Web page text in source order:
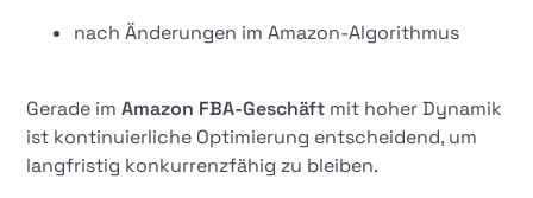
nach Änderungen im Amazon-Algorithmus
Gerade imAmazon FBA-Geschäft mit hoher Dynamik
ist kontinuierliche Optimierung entscheidend, um
langfristig konkurrenzfähig zu bleiben.